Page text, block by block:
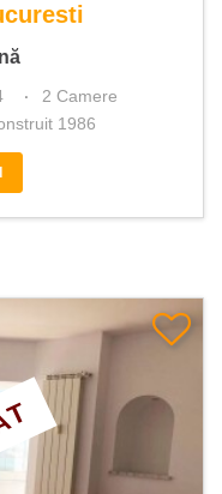
2 Camere
1986